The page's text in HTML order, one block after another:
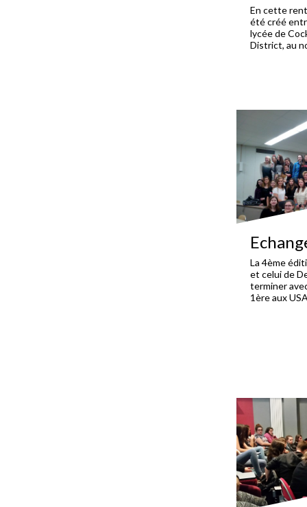
En cette
été créé
lycée de
District, au
La 4ème
et celui de
terminer
1ère aux